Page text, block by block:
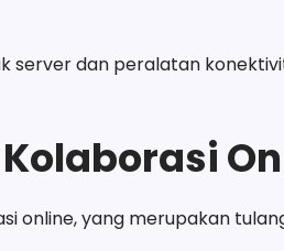
server dan peralatan
online, yang merupakan